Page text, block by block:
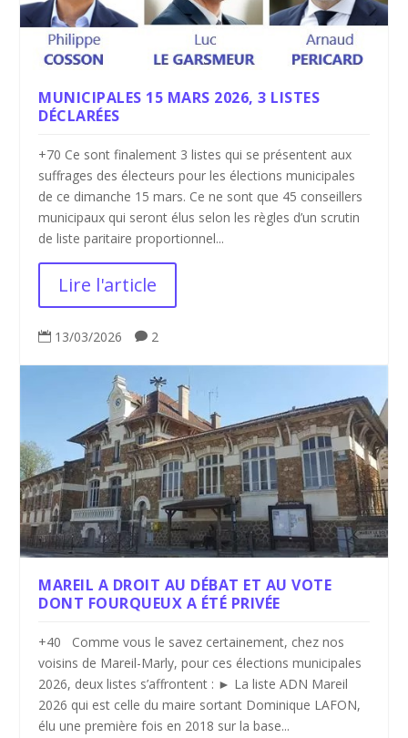
MUNICIPALES 15 MARS 2026, 3 LISTES
DÉCLARÉES
+70 Ce sont finalement 3 listes qui se présentent aux
suffrages des électeurs pour les élections municipales
de ce dimanche 15 mars. Ce ne sont que 45 conseillers
municipaux qui seront élus selon les règles d’un scrutin
de liste paritaire proportionnel...
Lire l'article
 13/03/2026  2
MAREIL A DROIT AU DÉBAT ET AU VOTE
DONT FOURQUEUX A ÉTÉ PRIVÉE
+40 Comme vous le savez certainement, chez nos
voisins de Mareil-Marly, pour ces élections municipales
2026, deux listes s’affrontent : ► La liste ADN Mareil
2026 qui est celle du maire sortant Dominique LAFON,
élu une première fois en 2018 sur la base...